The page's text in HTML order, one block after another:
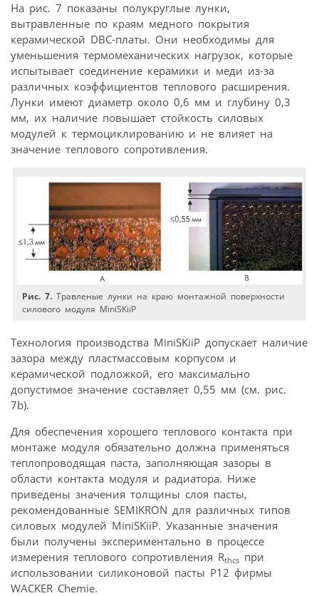
На рис. 7 показаны полукруглые лунки,
вытравленные по краям медного покрытия
керамической DBC-платы. Они необходимы для
уменьшения термомеханических нагрузок, которые
испытывает соединение керамики и меди из-за
различных коэффициентов теплового расширения.
Лунки имеют диаметр около 0,6 мм и глубину 0,3
мм, их наличие повышает стойкость силовых
модулей к термоциклированию и не влияет на
значение теплового сопротивления.
Рис. 7. Травленые лунки на краю монтажной поверхности
силового модуля MiniSKiiP
Технология производства MiniSKiiP допускает наличие
зазора между пластмассовым корпусом и
керамической подложкой, его максимально
допустимое значение составляет 0,55 мм (см. рис.
7b).
Для обеспечения хорошего теплового контакта при
монтаже модуля обязательно должна применяться
теплопроводящая паста, заполняющая зазоры в
области контакта модуля и радиатора. Ниже
приведены значения толщины слоя пасты,
рекомендованные SEMIKRON для различных типов
силовых модулей MiniSKiiP. Указанные значения
были получены экспериментально в процессе
измерения теплового сопротивления Rthcs при
использовании силиконовой пасты Р12 фирмы
WACKER Chemie.